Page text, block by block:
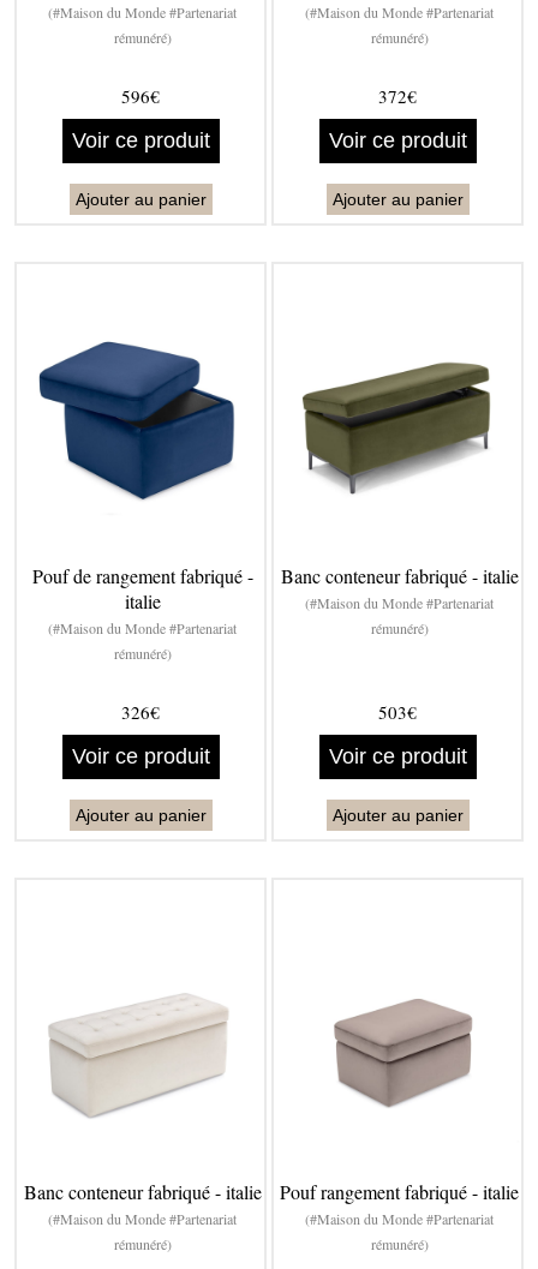
(#Maison du Monde #Partenariat
rémunéré)
596€
Voir ce produit
Ajouter au panier
(#Maison du Monde #Partenariat
rémunéré)
372€
Voir ce produit
Ajouter au panier
Pouf de rangement fabriqué -
italie
(#Maison du Monde #Partenariat
rémunéré)
326€
Voir ce produit
Ajouter au panier
Banc conteneur fabriqué - italie
(#Maison du Monde #Partenariat
rémunéré)
503€
Voir ce produit
Ajouter au panier
Banc conteneur fabriqué - italie
(#Maison du Monde #Partenariat
rémunéré)
Pouf rangement fabriqué - italie
(#Maison du Monde #Partenariat
rémunéré)